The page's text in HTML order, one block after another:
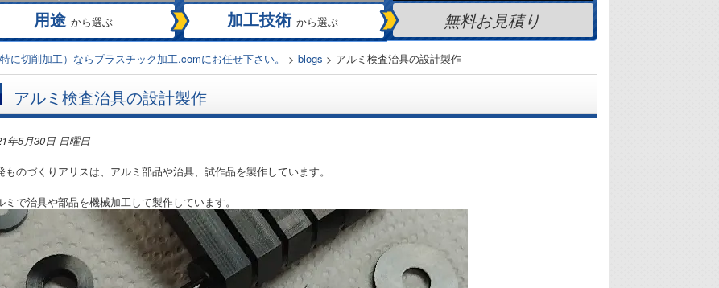
用途 から選ぶ 加工技術 から選ぶ 無料お見積り
切削加工）ならプラスチック加工.comにお任せ下さい。 > blogs > アルミ検査治具の設計製作
アルミ検査治具の設計製作
年5月30日 日曜日
ものづくりアリスは、アルミ部品や治具、試作品を製作しています。
ミで治具や部品を機械加工して製作しています。